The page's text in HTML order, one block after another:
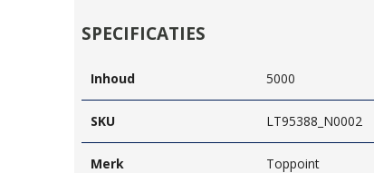
SPECIFICATIES
Inhoud 5000
SKU LT95388_N0002
Merk Toppoint